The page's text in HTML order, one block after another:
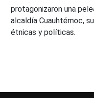
protagonizaron una
alcaldía Cuauhtémoc,
étnicas y políticas.